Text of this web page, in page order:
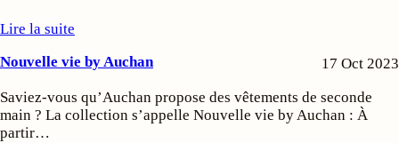
Lire la suite
Nouvelle vie by Auchan
17 Oct 2023
Saviez-vous qu’Auchan propose des vêtements de seconde
main ? La collection s’appelle Nouvelle vie by Auchan : À
partir…